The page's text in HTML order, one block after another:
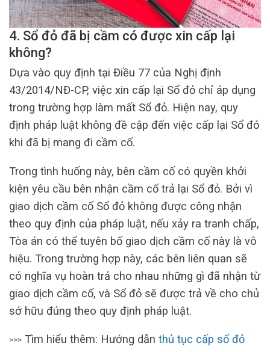
4. Sổ đỏ đã bị cầm có được xin cấp lại
không?
Dựa vào quy định tại Điều 77 của Nghị định
43/2014/NĐ-CP, việc xin cấp lại Sổ đỏ chỉ áp dụng
trong trường hợp làm mất Sổ đỏ. Hiện nay, quy
định pháp luật không đề cập đến việc cấp lại Sổ đỏ
khi đã bị mang đi cầm cố.
Trong tình huống này, bên cầm cố có quyền khởi
kiện yêu cầu bên nhận cầm cố trả lại Sổ đỏ. Bởi vì
giao dịch cầm cố Sổ đỏ không được công nhận
theo quy định của pháp luật, nếu xảy ra tranh chấp,
Tòa án có thể tuyên bố giao dịch cầm cố này là vô
hiệu. Trong trường hợp này, các bên liên quan sẽ
có nghĩa vụ hoàn trả cho nhau những gì đã nhận từ
giao dịch cầm cố, và Sổ đỏ sẽ được trả về cho chủ
sở hữu đúng theo quy định pháp luật.
>>> Tìm hiểu thêm: Hướng dẫn thủ tục cấp sổ đỏ